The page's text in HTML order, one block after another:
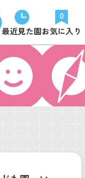
最近見た園
0
お気に入り